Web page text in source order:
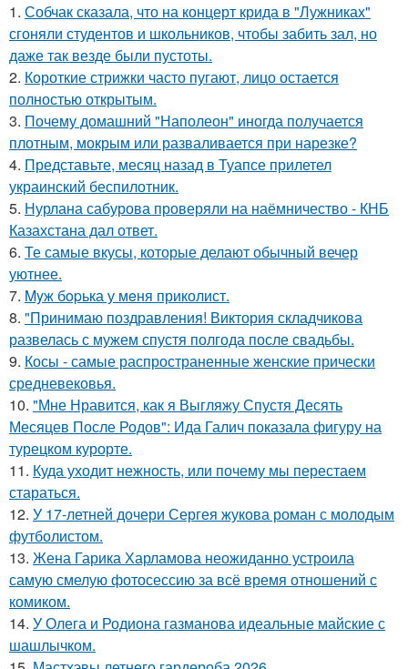
1. Собчак сказала, что на концерт крида в "Лужниках"
сгоняли студентов и школьников, чтобы забить зал, но
даже так везде были пустоты.
2. Короткие стрижки часто пугают, лицо остается
полностью открытым.
3. Почему домашний "Наполеон" иногда получается
плотным, мокрым или разваливается при нарезке?
4. Представьте, месяц назад в Туапсе прилетел
украинский беспилотник.
5. Нурлана сабурова проверяли на наёмничество - КНБ
Казахстана дал ответ.
6. Те самые вкусы, которые делают обычный вечер
уютнее.
7. Myж бopька у мeня приколист.
8. "Принимаю поздравления! Виктория складчикова
развелась с мужем спустя полгода после свадьбы.
9. Косы - самые распространенные женские прически
средневековья.
10. "Мне Нравится, как я Выгляжу Спустя Десять
Месяцев После Родов": Ида Галич показала фигуру на
турецком курорте.
11. Куда уходит нежность, или почему мы перестаем
стараться.
12. У 17-летней дочери Сергея жукова роман с молодым
футболистом.
13. Жена Гарика Харламова неожиданно устроила
самую смелую фотосессию за всё время отношений с
комиком.
14. У Олега и Родиона газманова идеальные майские с
шашлычком.